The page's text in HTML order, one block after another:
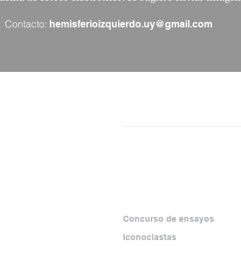
Contacto: hemisferioizquierdo.uy@gmail.com
Concurso de ensayos
Iconoclastas